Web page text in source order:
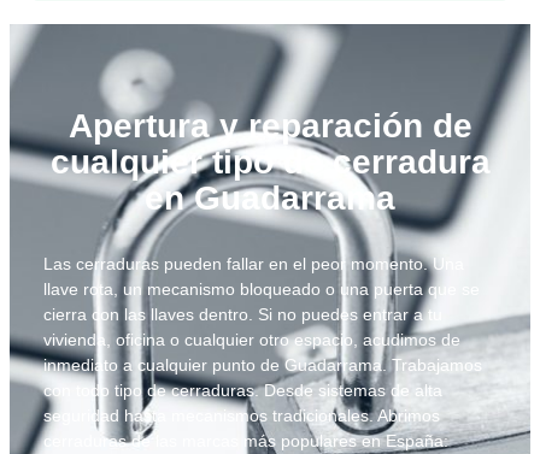
Apertura y reparación de
cualquier tipo de cerradura
en Guadarrama
Las cerraduras pueden fallar en el peor momento. Una
llave rota, un mecanismo bloqueado o una puerta que se
cierra con las llaves dentro. Si no puedes entrar a tu
vivienda, oficina o cualquier otro espacio, acudimos de
inmediato a cualquier punto de Guadarrama. Trabajamos
con todo tipo de cerraduras. Desde sistemas de alta
seguridad hasta mecanismos tradicionales. Abrimos
cerraduras de las marcas más populares en España: